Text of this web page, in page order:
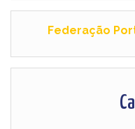
Federação